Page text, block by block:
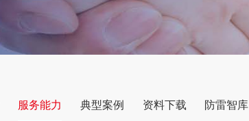
服务能力 典型案例 资料下载 防雷智库